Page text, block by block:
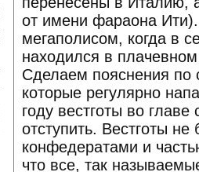
от имени фараона
мегаполисом, когда в
находился в
Сделаем пояснения по
которые регулярно
году вестготы во
отступить. Вестготы
конфедератами и
что все, так